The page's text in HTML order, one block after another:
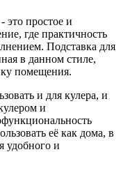
это простое и
где практичность
Подставка для
в данном стиле,
помещения.
и для кулера, и
и
её как дома, в
удобного и